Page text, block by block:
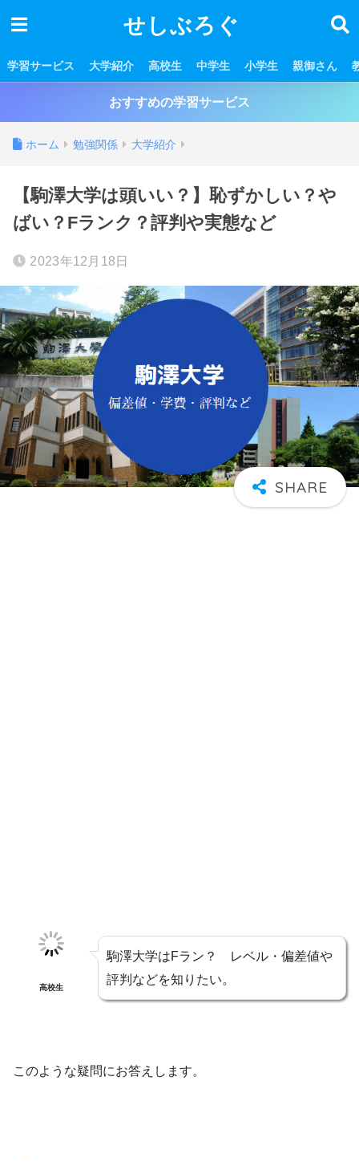
せしぶろぐ
学習サービス 大学紹介 高校生 中学生 小学生 親御さん
おすすめの学習サービス
ホーム 勉強関係 大学紹介
【駒澤大学は頭いい？】恥ずかしい？や
ばい？Fランク？評判や実態など
2023年12月18日
高校生
駒澤大学はFラン？ レベル・偏差値や
評判などを知りたい。
このような疑問にお答えします。